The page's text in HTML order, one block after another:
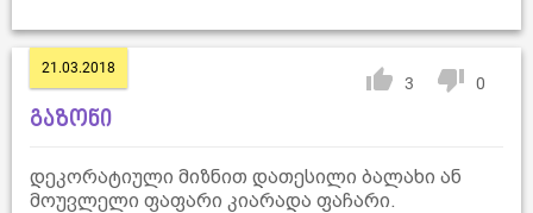
21.03.2018
3 0
გაზონი
დეკორატიული მიზნით დათესილი ბალახი ან
მოუვლელი ფაფარი კიარადა ფაჩარი.